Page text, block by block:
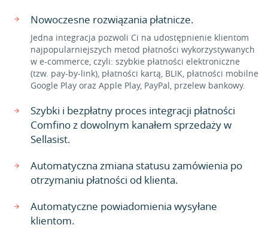
Nowoczesne rozwiązania płatnicze.
Jedna integracja pozwoli Ci na udostępnienie klientom
najpopularniejszych metod płatności wykorzystywanych
w e-commerce, czyli: szybkie płatności elektroniczne
(tzw. pay-by-link), płatności kartą, BLIK, płatności mobilne
Google Play oraz Apple Play, PayPal, przelew bankowy.
Szybki i bezpłatny proces integracji płatności
Comfino z dowolnym kanałem sprzedaży w
Sellasist.
Automatyczna zmiana statusu zamówienia po
otrzymaniu płatności od klienta.
Automatyczne powiadomienia wysyłane
klientom.